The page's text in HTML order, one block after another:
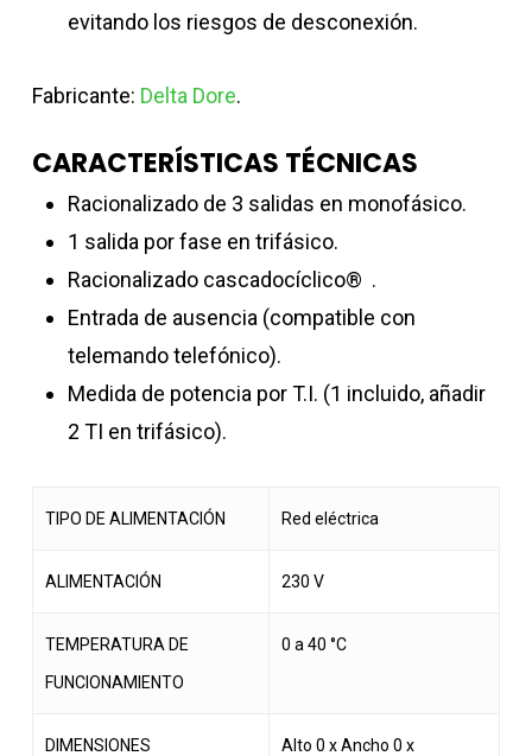
evitando los riesgos de desconexión.
Fabricante: Delta Dore.
CARACTERÍSTICAS TÉCNICAS
Racionalizado de 3 salidas en monofásico.
1 salida por fase en trifásico.
Racionalizado cascadocíclico® .
Entrada de ausencia (compatible con
telemando telefónico).
Medida de potencia por T.I. (1 incluido, añadir
2 TI en trifásico).
TIPO DE ALIMENTACIÓN Red eléctrica
ALIMENTACIÓN 230 V
TEMPERATURA DE
FUNCIONAMIENTO
0 a 40 °C
DIMENSIONES
Alto 0 x Ancho 0 x